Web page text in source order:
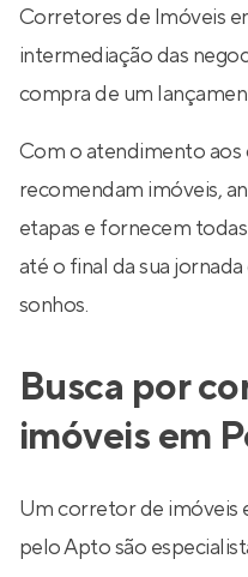
Corretores de Imóveis
intermediação das
compra de um
Com o atendimento
recomendam imóveis,
etapas e fornecem
até o final da sua
sonhos.
Busca por
imóveis em
Um corretor de imóveis
pelo Apto são